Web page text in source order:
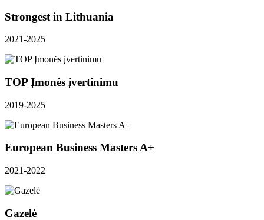
Strongest in Lithuania
2021-2025
TOP Įmonės įvertinimu
2019-2025
European Business Masters A+
2021-2022
Gazelė